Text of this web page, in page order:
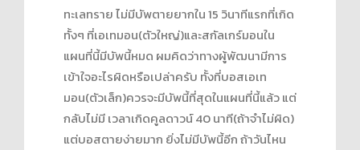
ทะเลทราย ไม่มีบัพตายยากใน 15 วินาทีแรกที่เกิด
ทั้งๆ ที่เอเทมอน(ตัวใหญ่)และสกัลเกร์มอนใน
แผนที่นี้มีบัพนี้หมด ผมคิดว่าทางผู้พัฒนามีการ
เข้าใจอะไรผิดหรือเปล่าครับ ทั้งที่บอสเอเท
มอน(ตัวเล็ก)ควรจะมีบัพนี้ที่สุดในแผนที่นี้แล้ว แต่
กลับไม่มี เวลาเกิดคูลดาวน์ 40 นาที(ถ้าจำไม่ผิด)
แต่บอสตายง่ายมาก ยิ่งไม่มีบัพนี้อีก ถ้าวันไหน